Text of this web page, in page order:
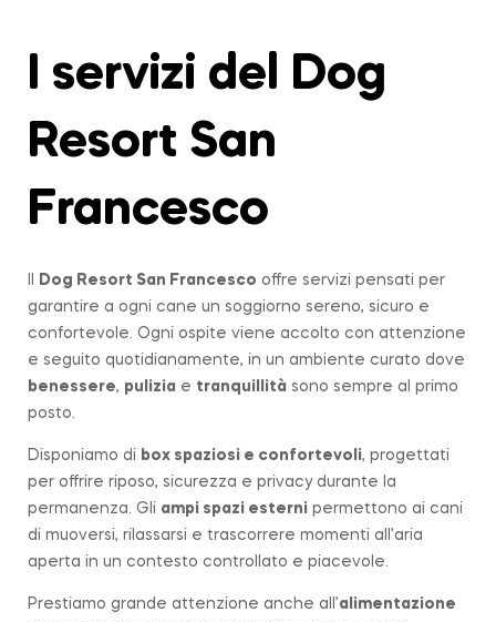
I servizi del Dog
Resort San
Francesco
Dog Resort San Francesco offre servizi pensati per
garantire a ogni cane un soggiorno sereno, sicuro e
confortevole. Ogni ospite viene accolto con attenzione
e seguito quotidianamente, in un ambiente curato dove
benessere, pulizia e tranquillità sono sempre al primo
posto.
Disponiamo di box spaziosi e confortevoli, progettati
per offrire riposo, sicurezza e privacy durante la
permanenza. Gli ampi spazi esterni permettono ai cani
di muoversi, rilassarsi e trascorrere momenti all’aria
aperta in un contesto controllato e piacevole.
Prestiamo grande attenzione anche all’alimentazione